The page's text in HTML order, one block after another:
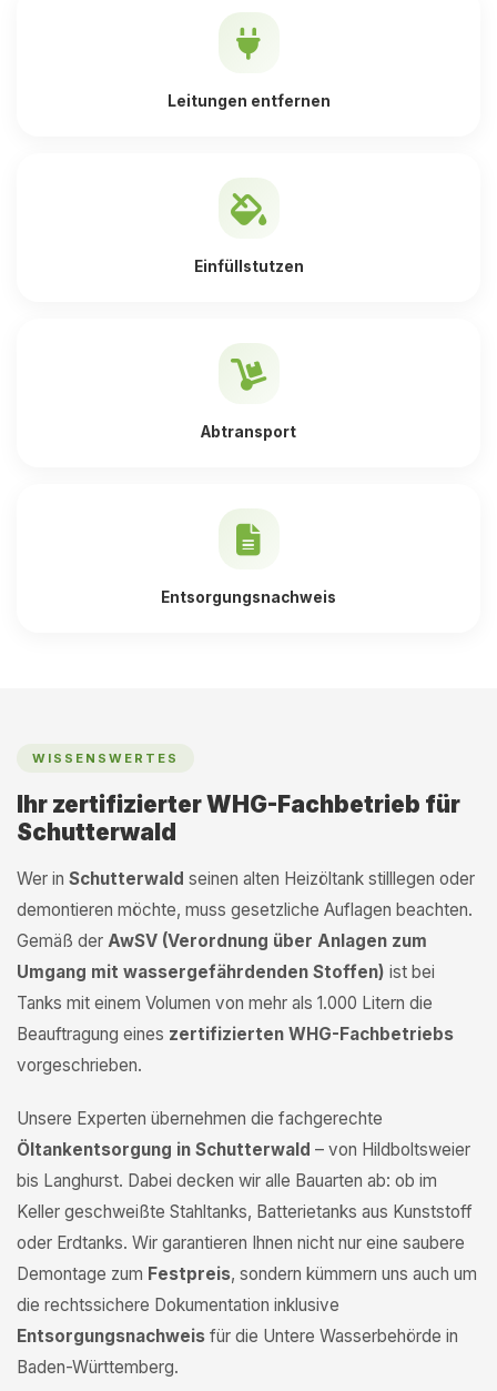
Leitungen entfernen
Einfüllstutzen
Abtransport
Entsorgungsnachweis
WISSENSWERTES
Ihr zertifizierter WHG-Fachbetrieb für
Schutterwald
Wer in Schutterwald seinen alten Heizöltank stilllegen oder
demontieren möchte, muss gesetzliche Auflagen beachten.
Gemäß der AwSV (Verordnung über Anlagen zum
Umgang mit wassergefährdenden Stoffen) ist bei
Tanks mit einem Volumen von mehr als 1.000 Litern die
Beauftragung eines zertifizierten WHG-Fachbetriebs
vorgeschrieben.
Unsere Experten übernehmen die fachgerechte
Öltankentsorgung in Schutterwald – von Hildboltsweier
bis Langhurst. Dabei decken wir alle Bauarten ab: ob im
Keller geschweißte Stahltanks, Batterietanks aus Kunststoff
oder Erdtanks. Wir garantieren Ihnen nicht nur eine saubere
Demontage zum Festpreis, sondern kümmern uns auch um
die rechtssichere Dokumentation inklusive
Entsorgungsnachweis für die Untere Wasserbehörde in
Baden-Württemberg.